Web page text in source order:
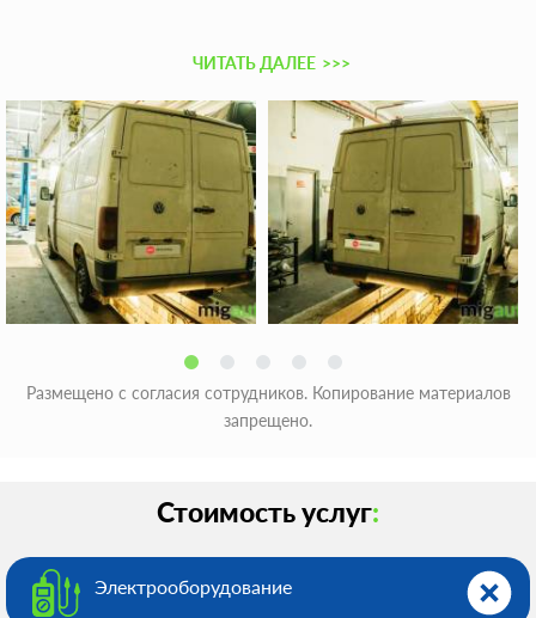
ЧИТАТЬ ДАЛЕЕ >>>
Размещено с согласия сотрудников. Копирование материалов
запрещено.
Стоимость услуг:
Электрооборудованиe